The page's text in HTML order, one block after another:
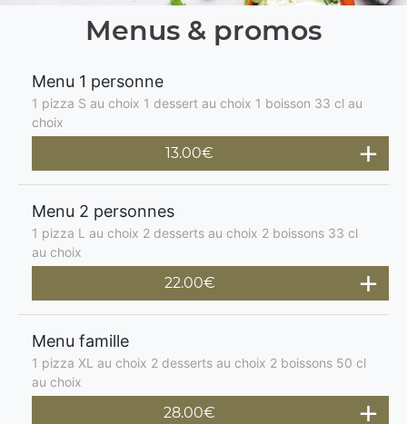
Menus & promos
Menu 1 personne
1 pizza S au choix 1 dessert au choix 1 boisson 33 cl au
choix
13.00€
Menu 2 personnes
1 pizza L au choix 2 desserts au choix 2 boissons 33 cl
au choix
22.00€
Menu famille
1 pizza XL au choix 2 desserts au choix 2 boissons 50 cl
au choix
28.00€